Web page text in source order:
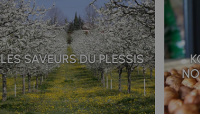
LES SAVEURS DU PLESSIS